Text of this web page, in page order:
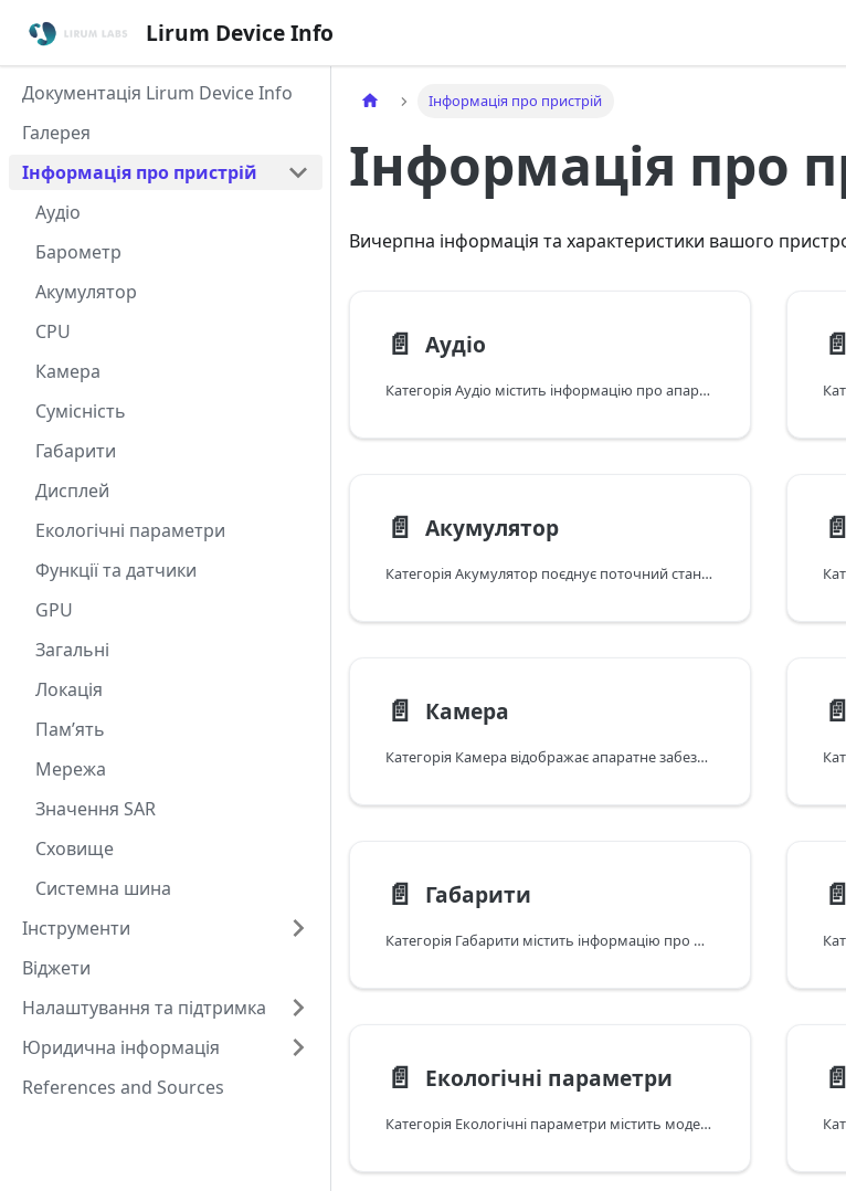
Lirum Device Info
Документація Lirum Device Info
Галерея
Інформація про пристрій
Аудіо
Барометр
Акумулятор
CPU
Камера
Сумісність
Габарити
Дисплей
Екологічні параметри
Функції та датчики
GPU
Загальні
Локація
Пам’ять
Мережа
Значення SAR
Сховище
Системна шина
Інструменти
Віджети
Налаштування та підтримка
Юридична інформація
References and Sources
Інформація про пристрій
Інформація про
Вичерпна інформація та характеристики вашого
📄️ Аудіо
Категорія Аудіо містить інформацію про апаратне забезпечення та можливості аудіо на рівні моделі, такі як конфігурація динаміків/мікрофонів і підтримувані формати.
📄️
📄️ Акумулятор
Категорія Акумулятор поєднує поточний стан акумулятора (рівень/стан) із характеристиками акумулятора для моделі пристрою та орієнтовною тривалістю роботи (час розмови, відтворення відео тощо).
📄️
📄️ Камера
Категорія Камера відображає апаратне забезпечення камер і підтримку функцій для вашої моделі пристрою (фронтальні/тилові об'єктиви, режими фото/відео та пов'язані можливості).
📄️
📄️ Габарити
Категорія Габарити містить інформацію про фізичні розміри та вагу моделі вашого пристрою.
📄️
📄️ Екологічні параметри
Категорія Екологічні параметри містить модельні робочі діапазони та екологічні характеристики (температура, вологість, висота та відповідні обмеження).
📄️